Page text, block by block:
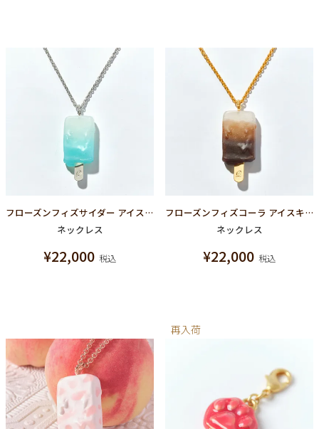
フローズンフィズサイダー アイスキャンディー ネックレス
ネックレス
¥22,000 税込
フローズンフィズコーラ アイスキャンディー ネックレス
ネックレス
¥22,000 税込
再入荷